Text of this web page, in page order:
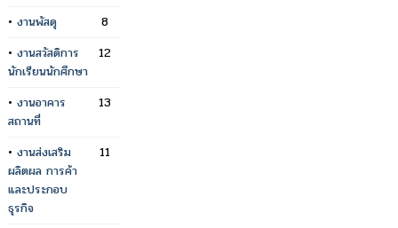
• งานพัสดุ
8
• งานสวัสดิการ
นักเรียนนักศึกษา
12
• งานอาคาร
สถานที่
13
• งานส่งเสริม
ผลิตผล การค้า
และประกอบ
ธุรกิจ
11